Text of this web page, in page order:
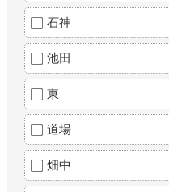
石神
池田
東
道場
畑中